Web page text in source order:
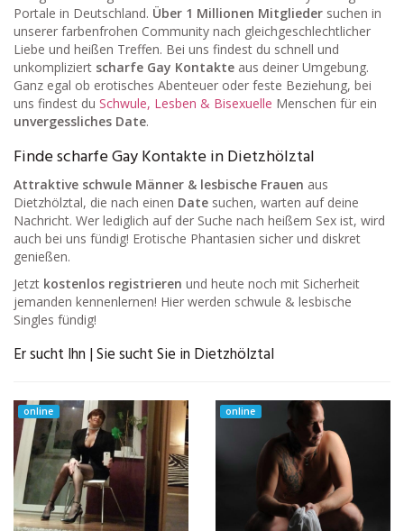
Portale in Deutschland. Über 1 Millionen Mitglieder suchen in
unserer farbenfrohen Community nach gleichgeschlechtlicher
Liebe und heißen Treffen. Bei uns findest du schnell und
unkompliziert scharfe Gay Kontakte aus deiner Umgebung.
Ganz egal ob erotisches Abenteuer oder feste Beziehung, bei
uns findest du Schwule, Lesben & Bisexuelle Menschen für ein
unvergessliches Date.
Finde scharfe Gay Kontakte in Dietzhölztal
Attraktive schwule Männer & lesbische Frauen aus
Dietzhölztal, die nach einen Date suchen, warten auf deine
Nachricht. Wer lediglich auf der Suche nach heißem Sex ist, wird
auch bei uns fündig! Erotische Phantasien sicher und diskret
genießen.
Jetzt kostenlos registrieren und heute noch mit Sicherheit
jemanden kennenlernen! Hier werden schwule & lesbische
Singles fündig!
Er sucht Ihn | Sie sucht Sie in Dietzhölztal
online online